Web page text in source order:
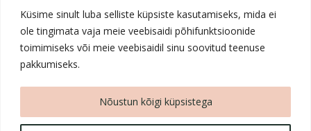
Küsime sinult luba selliste küpsiste kasutamiseks, mida ei
ole tingimata vaja meie veebisaidi põhifunktsioonide
toimimiseks või meie veebisaidil sinu soovitud teenuse
pakkumiseks.
Nõustun kõigi küpsistega